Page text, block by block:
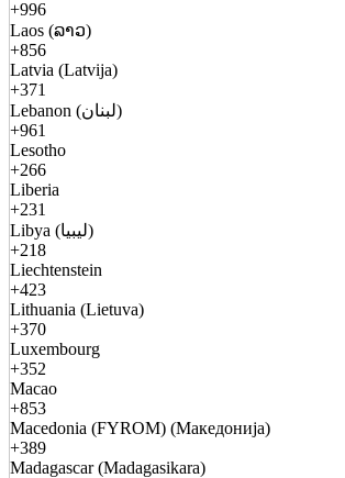
+996
Laos (ລາວ)
+856
Latvia (Latvija)
+371
Lebanon (لبنان)
+961
Lesotho
+266
Liberia
+231
Libya (ليبيا)
+218
Liechtenstein
+423
Lithuania (Lietuva)
+370
Luxembourg
+352
Macao
+853
Macedonia (FYROM) (Македонија)
+389
Madagascar (Madagasikara)